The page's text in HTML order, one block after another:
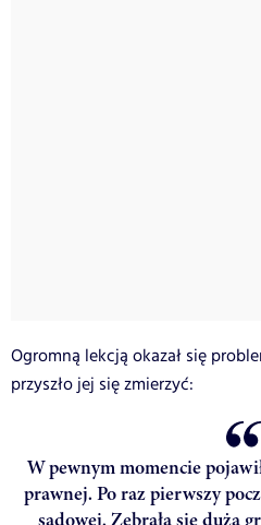
Ogromną lekcją okazał się
przyszło jej się zmierzyć:
W pewnym momencie
prawnej. Po raz pierwszy